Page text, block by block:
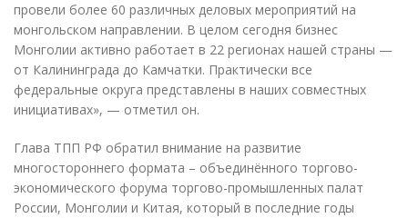
провели более 60 различных деловых мероприятий на
монгольском направлении. В целом сегодня бизнес
Монголии активно работает в 22 регионах нашей страны —
от Калининграда до Камчатки. Практически все
федеральные округа представлены в наших совместных
инициативах», — отметил он.
Глава ТПП РФ обратил внимание на развитие
многостороннего формата – объединённого торгово-
экономического форума торгово-промышленных палат
России, Монголии и Китая, который в последние годы